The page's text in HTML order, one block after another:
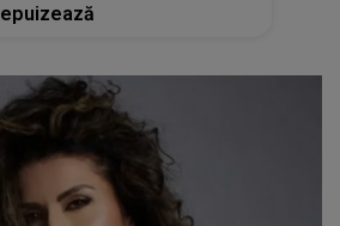
epuizează